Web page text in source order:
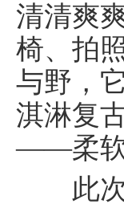
清清爽
椅、拍
与野，
淇淋复
——柔软
此次